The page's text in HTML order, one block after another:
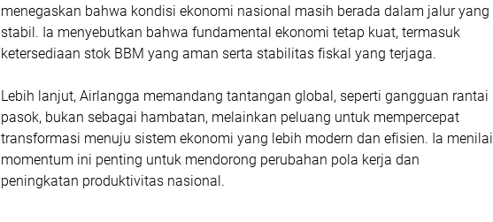
menegaskan bahwa kondisi ekonomi nasional masih berada dalam jalur yang
stabil. Ia menyebutkan bahwa fundamental ekonomi tetap kuat, termasuk
ketersediaan stok BBM yang aman serta stabilitas fiskal yang terjaga.
Lebih lanjut, Airlangga memandang tantangan global, seperti gangguan rantai
pasok, bukan sebagai hambatan, melainkan peluang untuk mempercepat
transformasi menuju sistem ekonomi yang lebih modern dan efisien. Ia menilai
momentum ini penting untuk mendorong perubahan pola kerja dan
peningkatan produktivitas nasional.